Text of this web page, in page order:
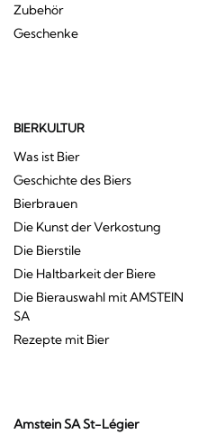
Zubehör
Geschenke
BIERKULTUR
Was ist Bier
Geschichte des Biers
Bierbrauen
Die Kunst der Verkostung
Die Bierstile
Die Haltbarkeit der Biere
Die Bierauswahl mit AMSTEIN
SA
Rezepte mit Bier
Amstein SA St-Légier